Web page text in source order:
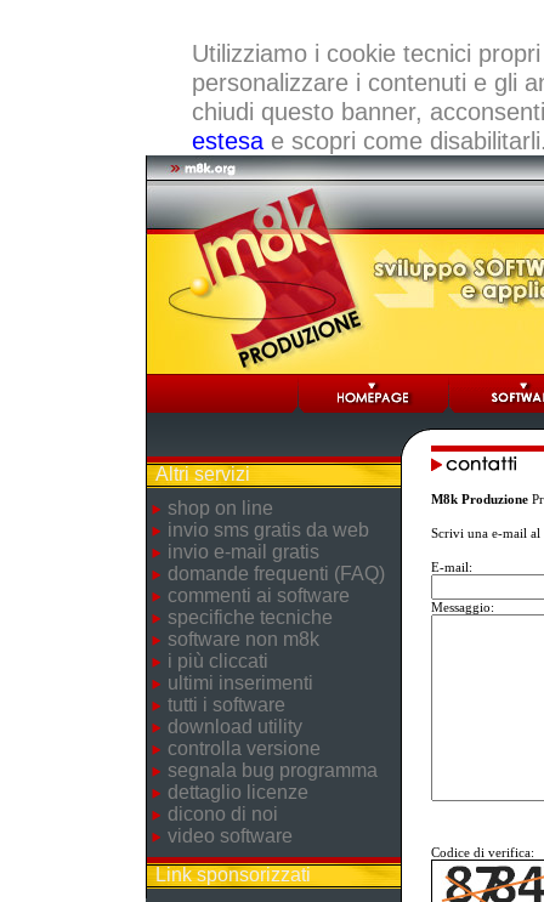
Utilizziamo i cookie tecnici
personalizzare i contenuti e gli
chiudi questo banner,
estesae scopri come
Altri servizi
shop on line
invio sms gratis da web
invio e-mail gratis
domande frequenti (FAQ)
commenti ai software
specifiche tecniche
software non m8k
i più cliccati
ultimi inserimenti
tutti i software
download utility
controlla versione
segnala bug programma
dettaglio licenze
dicono di noi
video software
Link sponsorizzati
M8k Produzione
Scrivi una e-mail
E-mail:
Messaggio:
Codice di verifica: